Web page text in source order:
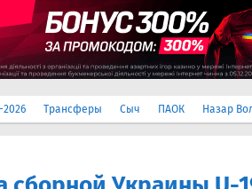
Трансферы Сыч ПАОК Назар